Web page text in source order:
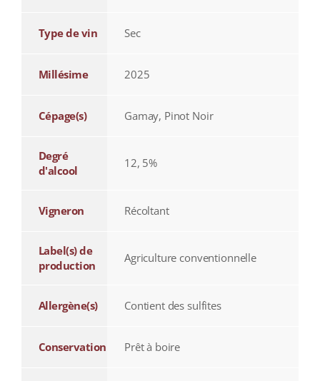
Type de vin Sec
Millésime 2025
Cépage(s) Gamay, Pinot Noir
Degré
d'alcool
12, 5%
Vigneron Récoltant
Label(s) de
production
Agriculture conventionnelle
Allergène(s) Contient des sulfites
Conservation Prêt à boire